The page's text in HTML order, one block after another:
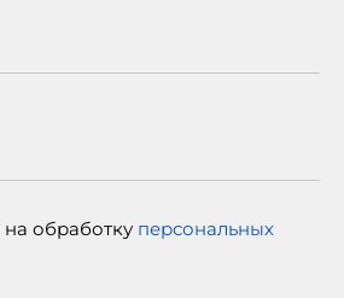
обработку персональных